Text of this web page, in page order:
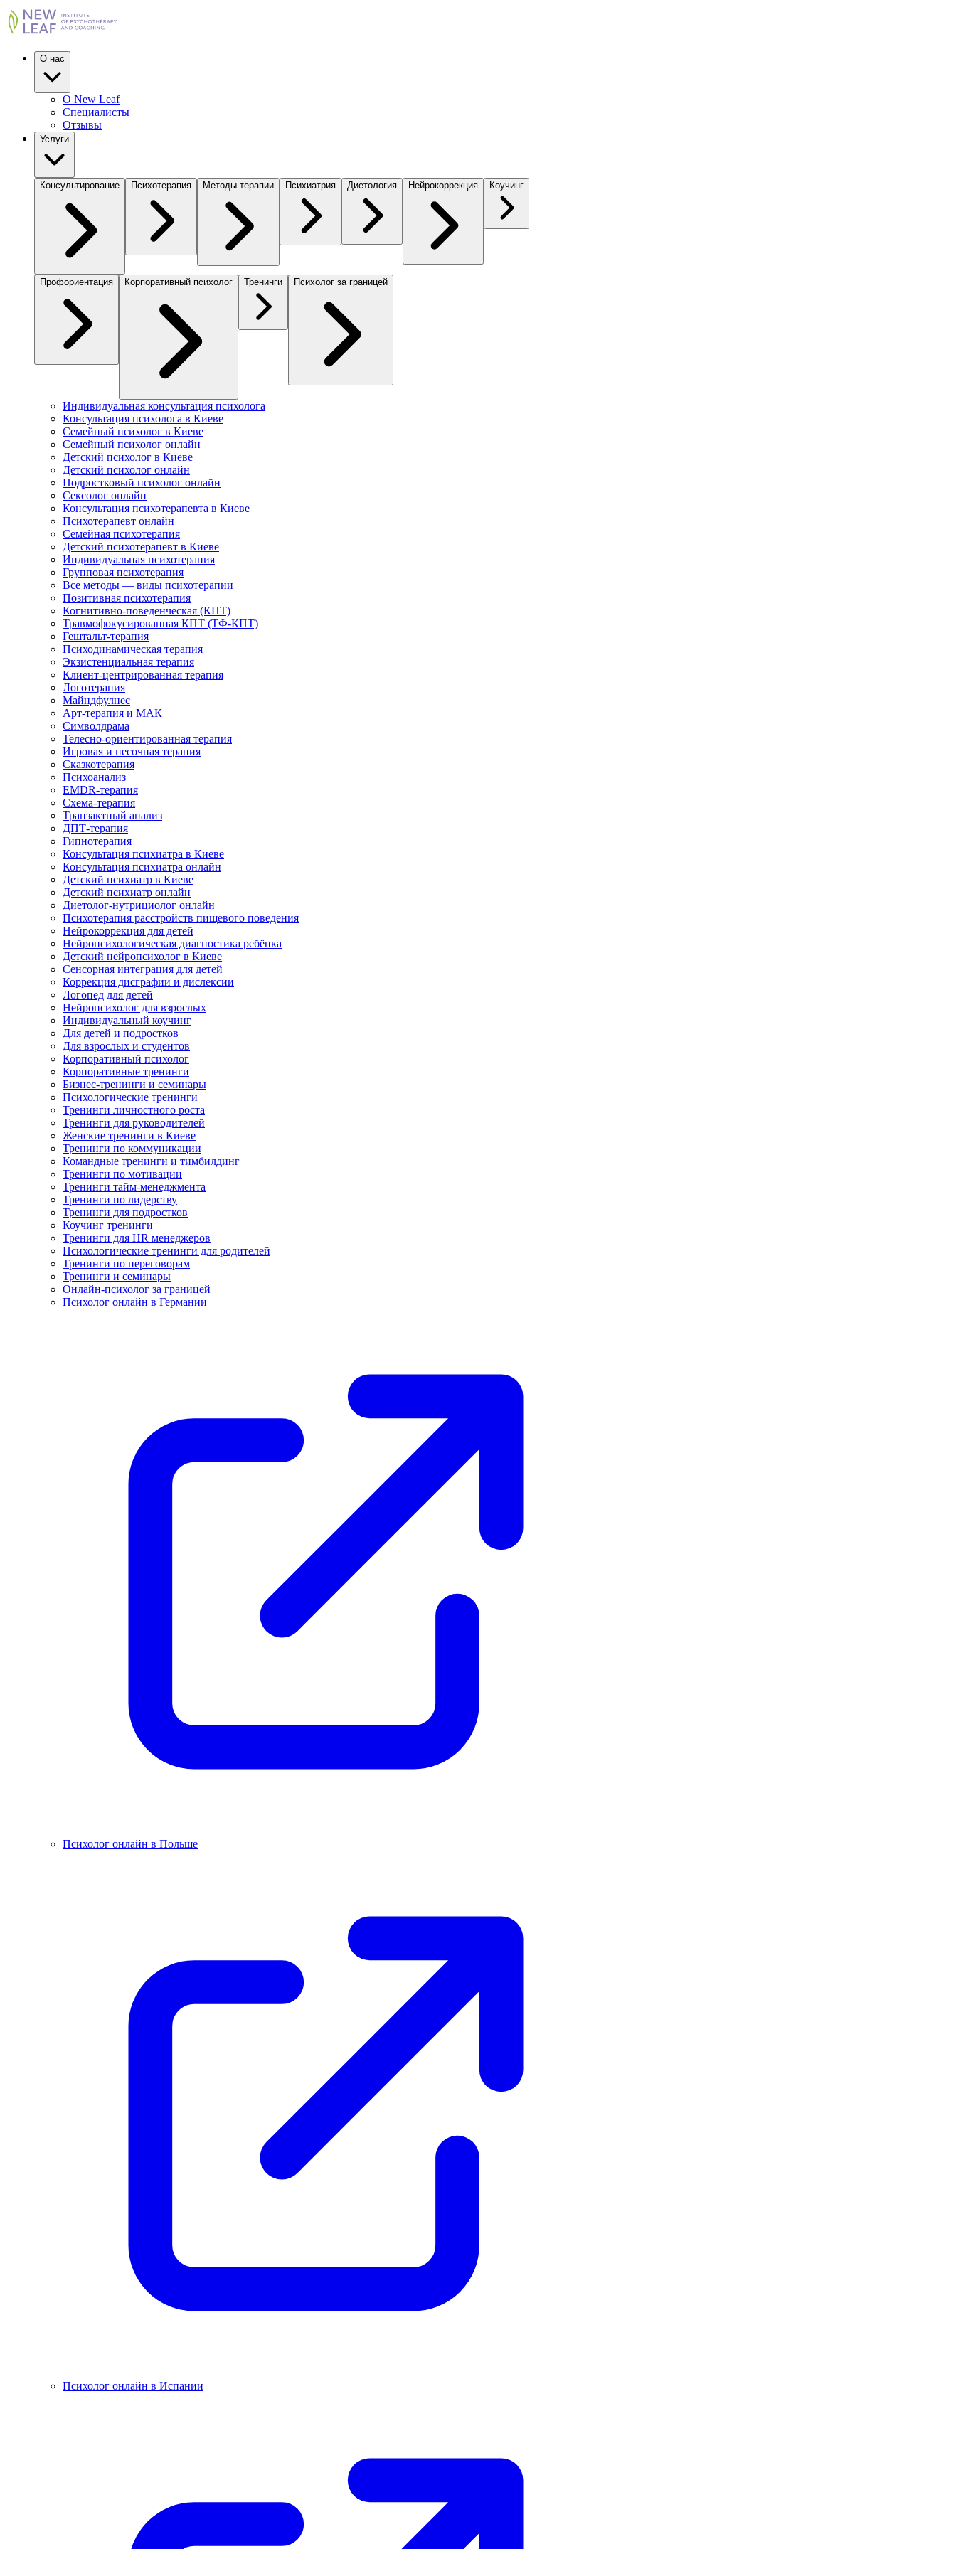
О нас
О New Leaf
Специалисты
Отзывы
Услуги
Консультирование Психотерапия Методы терапии Психиатрия Диетология Нейрокоррекция Коучинг
Профориентация Корпоративный психолог Тренинги Психолог за границей
Индивидуальная консультация психолога
Консультация психолога в Киеве
Семейный психолог в Киеве
Семейный психолог онлайн
Детский психолог в Киеве
Детский психолог онлайн
Подростковый психолог онлайн
Сексолог онлайн
Консультация психотерапевта в Киеве
Психотерапевт онлайн
Семейная психотерапия
Детский психотерапевт в Киеве
Индивидуальная психотерапия
Групповая психотерапия
Все методы — виды психотерапии
Позитивная психотерапия
Когнитивно-поведенческая (КПТ)
Травмофокусированная КПТ (ТФ-КПТ)
Гештальт-терапия
Психодинамическая терапия
Экзистенциальная терапия
Клиент-центрированная терапия
Логотерапия
Майндфулнес
Арт-терапия и МАК
Символдрама
Телесно-ориентированная терапия
Игровая и песочная терапия
Сказкотерапия
Психоанализ
EMDR-терапия
Схема-терапия
Транзактный анализ
ДПТ-терапия
Гипнотерапия
Консультация психиатра в Киеве
Консультация психиатра онлайн
Детский психиатр в Киеве
Детский психиатр онлайн
Диетолог-нутрициолог онлайн
Психотерапия расстройств пищевого поведения
Нейрокоррекция для детей
Нейропсихологическая диагностика ребёнка
Детский нейропсихолог в Киеве
Сенсорная интеграция для детей
Коррекция дисграфии и дислексии
Логопед для детей
Нейропсихолог для взрослых
Индивидуальный коучинг
Для детей и подростков
Для взрослых и студентов
Корпоративный психолог
Корпоративные тренинги
Бизнес-тренинги и семинары
Психологические тренинги
Тренинги личностного роста
Тренинги для руководителей
Женские тренинги в Киеве
Тренинги по коммуникации
Командные тренинги и тимбилдинг
Тренинги по мотивации
Тренинги тайм-менеджмента
Тренинги по лидерству
Тренинги для подростков
Коучинг тренинги
Тренинги для HR менеджеров
Психологические тренинги для родителей
Тренинги по переговорам
Тренинги и семинары
Онлайн-психолог за границей
Психолог онлайн в Германии
Психолог онлайн в Польше
Психолог онлайн в Испании